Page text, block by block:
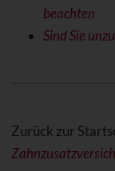
beachten
Sind Sie
Zurück zur